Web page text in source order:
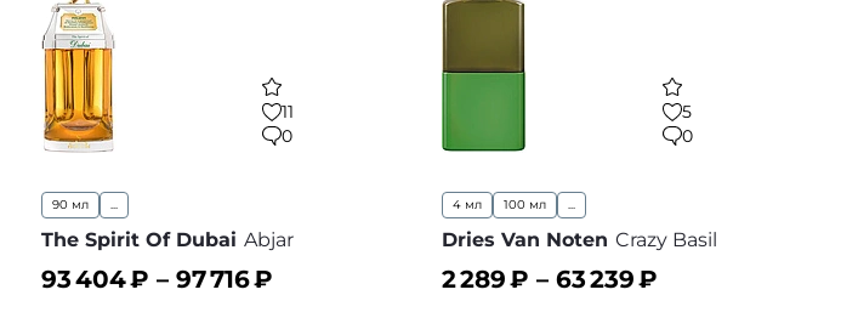
11
0
90 мл ...
The Spirit Of Dubai Abjar
93 404₽ – 97 716₽
5
0
4 мл 100 мл ...
Dries Van Noten Crazy Basil
2 289₽ – 63 239₽